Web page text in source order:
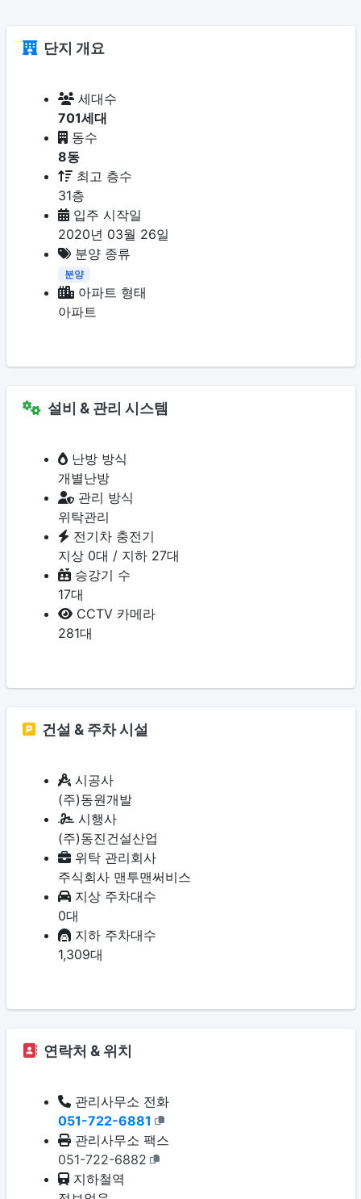
단지 개요
세대수
701세대
동수
8동
최고 층수
31층
입주 시작일
2020년 03월 26일
분양 종류
분양
아파트 형태
아파트
설비 & 관리 시스템
난방 방식
개별난방
관리 방식
위탁관리
전기차 충전기
지상 0대 / 지하 27대
승강기 수
17대
CCTV 카메라
281대
건설 & 주차 시설
시공사
(주)동원개발
시행사
(주)동진건설산업
위탁 관리회사
주식회사 맨투맨써비스
지상 주차대수
0대
지하 주차대수
1,309대
연락처 & 위치
관리사무소 전화
051-722-6881
관리사무소 팩스
051-722-6882
지하철역